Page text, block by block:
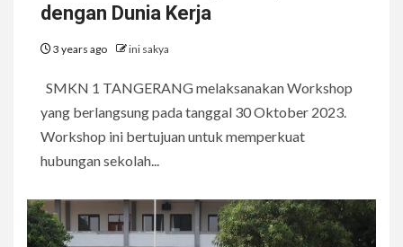
dengan Dunia Kerja
3 years ago ini sakya
SMKN 1 TANGERANG melaksanakan Workshop
yang berlangsung pada tanggal 30 Oktober 2023.
Workshop ini bertujuan untuk memperkuat
hubungan sekolah...